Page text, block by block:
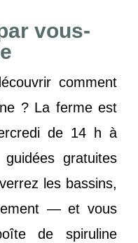
vous-
comment
? La ferme est
de 14 h à
gratuites
les bassins,
— et vous
de spiruline